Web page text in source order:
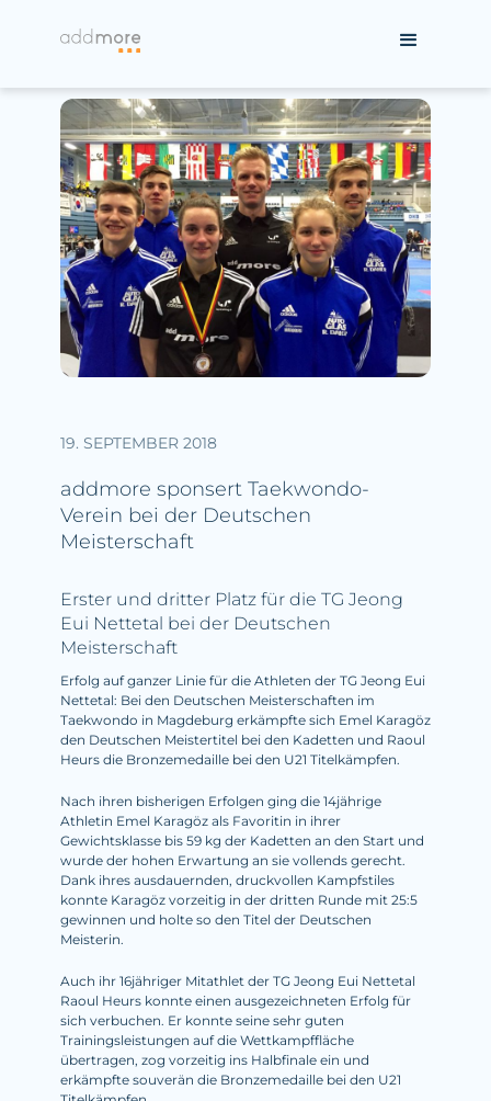
19. SEPTEMBER 2018
addmore sponsert Taekwondo-
Verein bei der Deutschen
Meisterschaft
Erster und dritter Platz für die TG Jeong
Eui Nettetal bei der Deutschen
Meisterschaft
Erfolg auf ganzer Linie für die Athleten der TG Jeong Eui
Nettetal: Bei den Deutschen Meisterschaften im
Taekwondo in Magdeburg erkämpfte sich Emel Karagöz
den Deutschen Meistertitel bei den Kadetten und Raoul
Heurs die Bronzemedaille bei den U21 Titelkämpfen.
Nach ihren bisherigen Erfolgen ging die 14jährige
Athletin Emel Karagöz als Favoritin in ihrer
Gewichtsklasse bis 59 kg der Kadetten an den Start und
wurde der hohen Erwartung an sie vollends gerecht.
Dank ihres ausdauernden, druckvollen Kampfstiles
konnte Karagöz vorzeitig in der dritten Runde mit 25:5
gewinnen und holte so den Titel der Deutschen
Meisterin.
Auch ihr 16jähriger Mitathlet der TG Jeong Eui Nettetal
Raoul Heurs konnte einen ausgezeichneten Erfolg für
sich verbuchen. Er konnte seine sehr guten
Trainingsleistungen auf die Wettkampffläche
übertragen, zog vorzeitig ins Halbfinale ein und
erkämpfte souverän die Bronzemedaille bei den U21